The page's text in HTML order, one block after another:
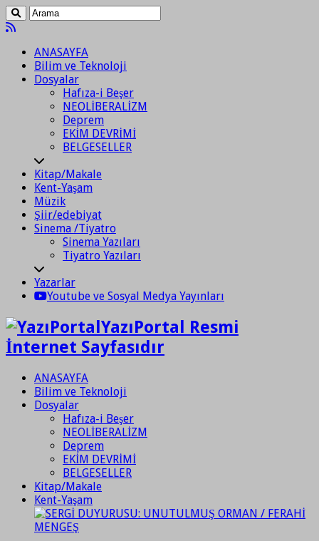
ANASAYFA
Bilim ve Teknoloji
Dosyalar
Hafıza-i Beşer
NEOLİBERALİZM
Deprem
EKİM DEVRİMİ
BELGESELLER
Kitap/Makale
Kent-Yaşam
Müzik
Şiir/edebiyat
Sinema /Tiyatro
Sinema Yazıları
Tiyatro Yazıları
Yazarlar
Youtube ve Sosyal Medya Yayınları
YazıPortal Resmi
İnternet Sayfasıdır
ANASAYFA
Bilim ve Teknoloji
Dosyalar
Hafıza-i Beşer
NEOLİBERALİZM
Deprem
EKİM DEVRİMİ
BELGESELLER
Kitap/Makale
Kent-Yaşam